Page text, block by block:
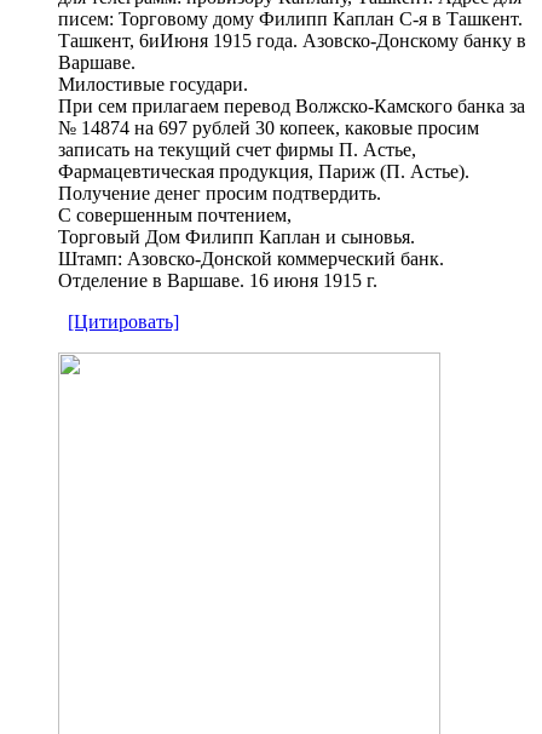
писем: Торговому дому Филипп Каплан С-я в Ташкент.
Ташкент, 6иИюня 1915 года. Азовско-Донскому банку в
Варшаве.
Милостивые государи.
При сем прилагаем перевод Волжско-Камского банка за
№ 14874 на 697 рублей 30 копеек, каковые просим
записать на текущий счет фирмы П. Астье,
Фармацевтическая продукция, Париж (П. Астье).
Получение денег просим подтвердить.
С совершенным почтением,
Торговый Дом Филипп Каплан и сыновья.
Штамп: Азовско-Донской коммерческий банк.
Отделение в Варшаве. 16 июня 1915 г.
[Цитировать]